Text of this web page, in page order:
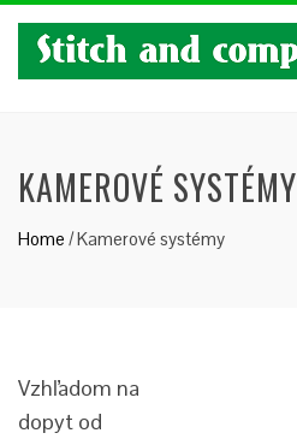
KAMEROVÉ SYSTÉMY
Home /Kamerové systémy
Vzhľadom na
dopyt od